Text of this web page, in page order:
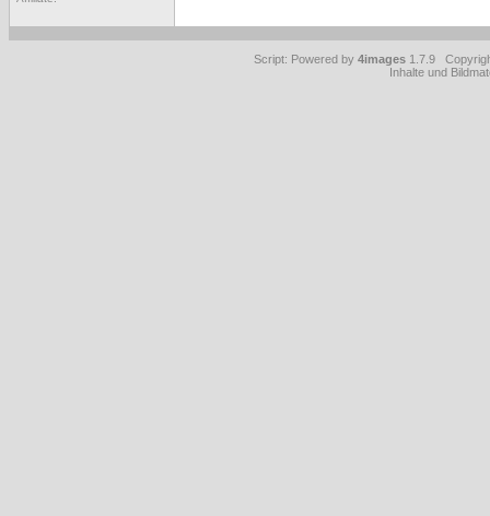
Script: Powered by 4images 1.7.9
Inhalte und